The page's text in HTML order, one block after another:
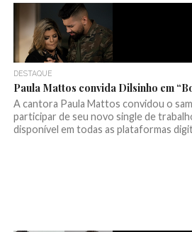
DESTAQUE
Paula Mattos convida Dilsinho em
A cantora Paula Mattos convidou o
participar de seu novo single de
disponível em todas as plataformas